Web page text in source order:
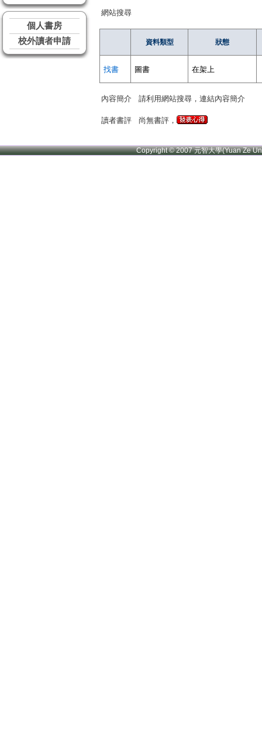
個人書房
校外讀者申請
網站搜尋
資料類型 狀態
找書 圖書 在架上
內容簡介 請利用網站搜尋，連結內容簡介
讀者書評 尚無書評，
Copyright © 2007 元智大學(Yuan Ze